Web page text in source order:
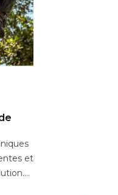
et